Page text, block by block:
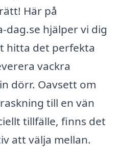
Här på
dag.se hjälper vi dig
hitta det perfekta
vackra
dörr. Oavsett om
till en vän
tillfälle, finns det
att välja mellan.